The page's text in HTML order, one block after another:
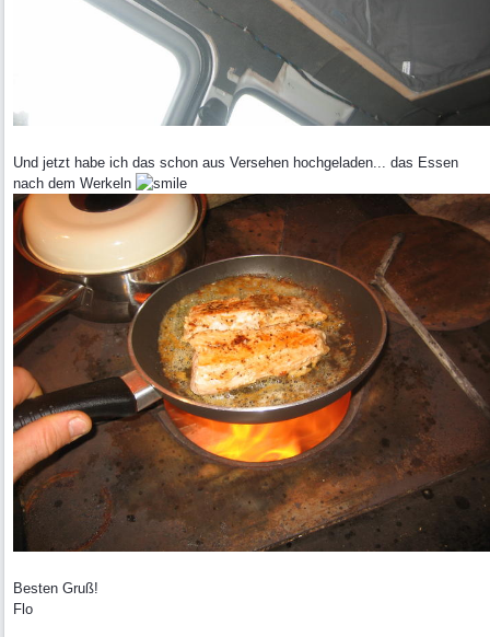
Und jetzt habe ich das schon aus Versehen hochgeladen... das Essen
nach dem Werkeln
Besten Gruß!
Flo